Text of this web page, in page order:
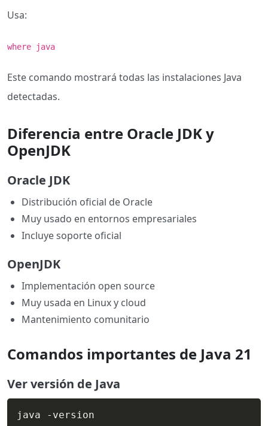
Usa:
where java
Este comando mostrará todas las instalaciones Java
detectadas.
Diferencia entre Oracle JDK y
OpenJDK
Oracle JDK
Distribución oficial de Oracle
Muy usado en entornos empresariales
Incluye soporte oficial
OpenJDK
Implementación open source
Muy usada en Linux y cloud
Mantenimiento comunitario
Comandos importantes de Java 21
Ver versión de Java
java -version